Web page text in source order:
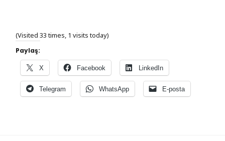
(Visited 33 times, 1 visits today)
Paylaş:
X Facebook LinkedIn
Telegram WhatsApp E-posta